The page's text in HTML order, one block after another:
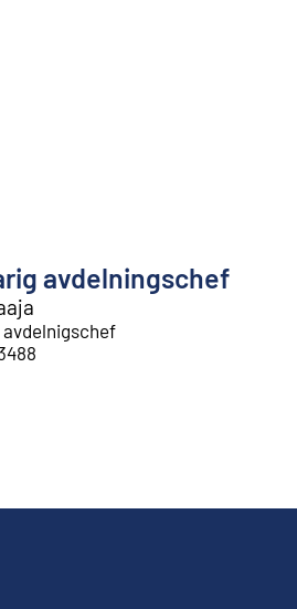
avdelningschef
avdelnigschef